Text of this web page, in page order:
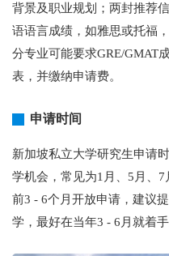
背景及职业规划；两封推荐
语语言成绩，如雅思或托福
分专业可能要求GRE/GMAT
表，并缴纳申请费。
申请时间
新加坡私立大学研究生申请
学机会，常见为1月、5月、
前3 - 6个月开放申请，建议
学，最好在当年3 - 6月就着